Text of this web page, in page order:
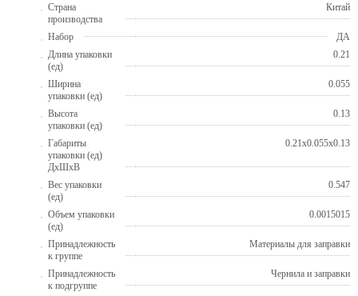
Страна
производства
Китай
Набор
ДА
Длина упаковки
(ед)
0.21
Ширина
упаковки (ед)
0.055
Высота
упаковки (ед)
0.13
Габариты
упаковки (ед)
ДхШхВ
0.21x0.055x0.13
Вес упаковки
(ед)
0.547
Объем упаковки
(ед)
0.0015015
Принадлежность
к группе
Материалы для заправки
Принадлежность
к подгруппе
Чернила и заправки